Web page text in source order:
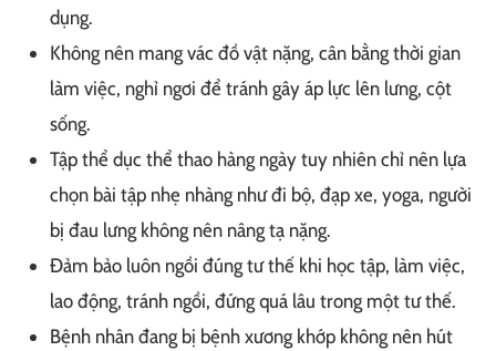
dụng.
Không nên mang vác đồ vật nặng, cân bằng thời gian
làm việc, nghỉ ngơi để tránh gây áp lực lên lưng, cột
sống.
Tập thể dục thể thao hàng ngày tuy nhiên chỉ nên lựa
chọn bài tập nhẹ nhàng như đi bộ, đạp xe, yoga, người
bị đau lưng không nên nâng tạ nặng.
Đảm bảo luôn ngồi đúng tư thế khi học tập, làm việc,
lao động, tránh ngồi, đứng quá lâu trong một tư thế.
Bệnh nhân đang bị bệnh xương khớp không nên hút